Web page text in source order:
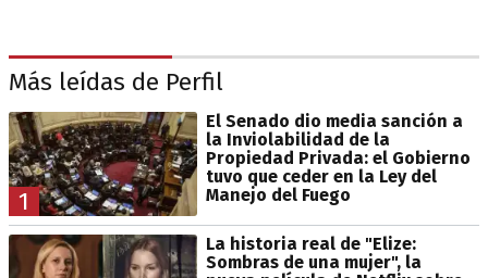
Más leídas de Perfil
1
El Senado dio media sanción a
la Inviolabilidad de la
Propiedad Privada: el Gobierno
tuvo que ceder en la Ley del
Manejo del Fuego
La historia real de "Elize:
Sombras de una mujer", la